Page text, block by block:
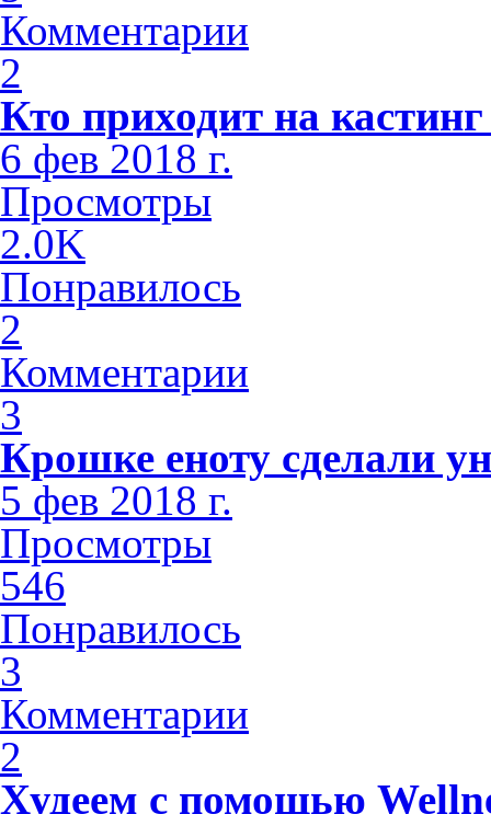
Комментарии
2
Кто приходит на
6 фев 2018 г.
Просмотры
2.0K
Понравилось
2
Комментарии
3
Крошке еноту сделали
5 фев 2018 г.
Просмотры
546
Понравилось
3
Комментарии
2
Худеем с помощью